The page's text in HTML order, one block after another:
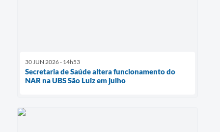
30 JUN 2026 - 14h53
Secretaria de Saúde altera funcionamento do
NAR na UBS São Luiz em julho